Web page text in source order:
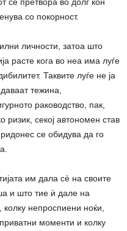
со покорност.
личности, затоа што
расте кога во неа има луѓе
Таквите луѓе не ја
тежина,
раководство, пак,
ризик, секој автономен став
се обидува да го
им дала сè на своите
и што тие ѝ дале на
колку непроспиени ноќи,
моменти и колку